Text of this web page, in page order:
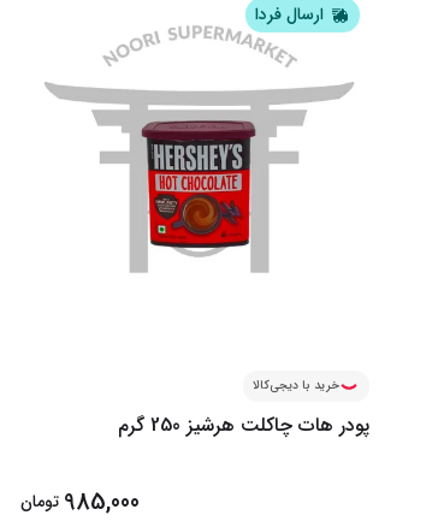
ارسال فردا
خرید با دیجی‌کالا
پودر هات چاکلت هرشیز 250 گرم
985,000 تومان